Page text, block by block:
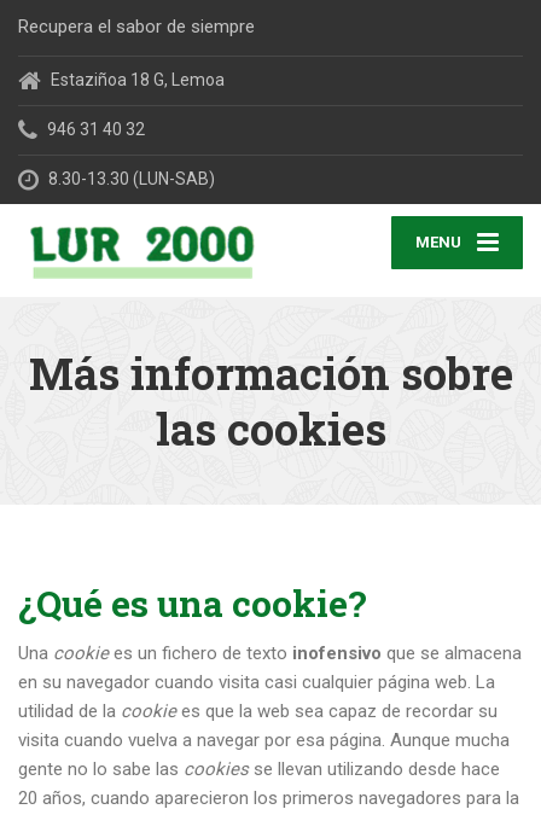
Recupera el sabor de siempre
Estaziñoa 18 G, Lemoa
946 31 40 32
8.30-13.30 (LUN-SAB)
MENU
Más información sobre
las cookies
¿Qué es una cookie?
Una cookiees un fichero de texto inofensivo que se almacena
en su navegador cuando visita casi cualquier página web. La
utilidad de la cookiees que la web sea capaz de recordar su
visita cuando vuelva a navegar por esa página. Aunque mucha
gente no lo sabe las cookiesse llevan utilizando desde hace
20 años, cuando aparecieron los primeros navegadores para la